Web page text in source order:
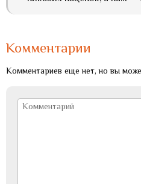
Комментарии
Комментариев еще нет, но вы